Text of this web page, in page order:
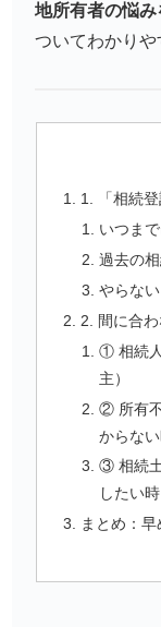
地所有者の悩み
ついてわかりや
1. 「相続
いつま
過去の
やらな
2. 間に合
① 相続
主）
② 所有
からない
③ 相続
したい時
まとめ：